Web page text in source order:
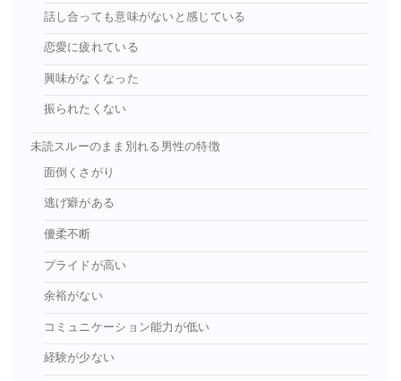
話し合っても意味がないと感じている
恋愛に疲れている
興味がなくなった
振られたくない
未読スルーのまま別れる男性の特徴
面倒くさがり
逃げ癖がある
優柔不断
プライドが高い
余裕がない
コミュニケーション能力が低い
経験が少ない